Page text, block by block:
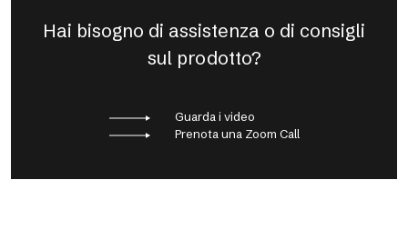
Hai bisogno di assistenza o di consigli
sul prodotto?
Guarda i video
Prenota una Zoom Call